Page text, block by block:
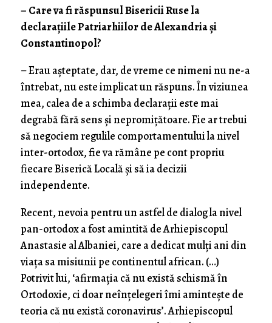
– Care va fi răspunsul Bisericii Ruse la
declarațiile Patriarhiilor de Alexandria și
Constantinopol?
– Erau așteptate, dar, de vreme ce nimeni nu ne-a
întrebat, nu este implicat un răspuns. În viziunea
mea, calea de a schimba declarații este mai
degrabă fără sens și nepromițătoare. Fie ar trebui
să negociem regulile comportamentului la nivel
inter-ortodox, fie va rămâne pe cont propriu
fiecare Biserică Locală și să ia decizii
independente.
Recent, nevoia pentru un astfel de dialog la nivel
pan-ortodox a fost amintită de Arhiepiscopul
Anastasie al Albaniei, care a dedicat mulți ani din
viața sa misiunii pe continentul african. (…)
Potrivit lui, ‘afirmația că nu există schismă în
Ortodoxie, ci doar neînțelegeri îmi amintește de
teoria că nu există coronavirus’. Arhiepiscopul